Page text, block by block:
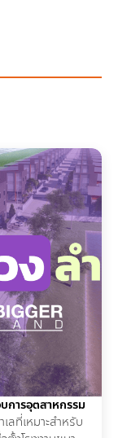
การอุตสาหกรรม
ลที่เหมาะสำหรับ